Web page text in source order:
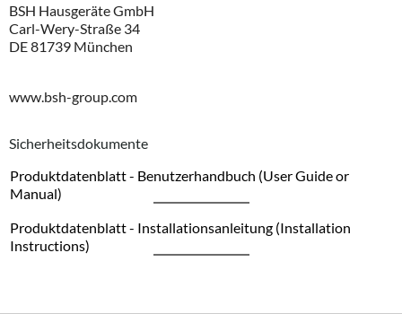
BSH Hausgeräte GmbH
Carl-Wery-Straße 34
DE 81739 München
www.bsh-group.com
Sicherheitsdokumente
Produktdatenblatt - Benutzerhandbuch (User Guide or
Manual)
Produktdatenblatt - Installationsanleitung (Installation
Instructions)